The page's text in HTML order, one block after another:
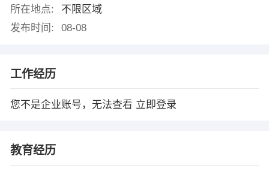
所在地点:
不限区域
发布时间:
08-08
工作经历
您不是企业账号，无法查看 立即登录
教育经历